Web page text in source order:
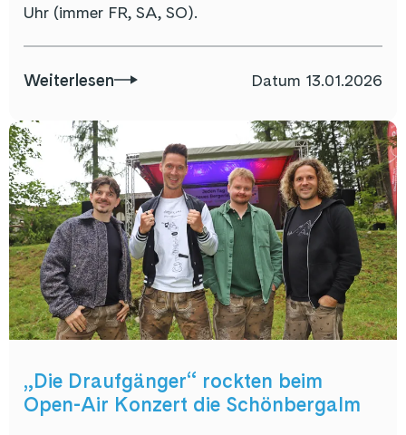
Uhr (immer FR, SA, SO).
Weiterlesen Datum 13.01.2026
„Die Draufgänger“ rockten beim
Open-Air Konzert die Schönbergalm